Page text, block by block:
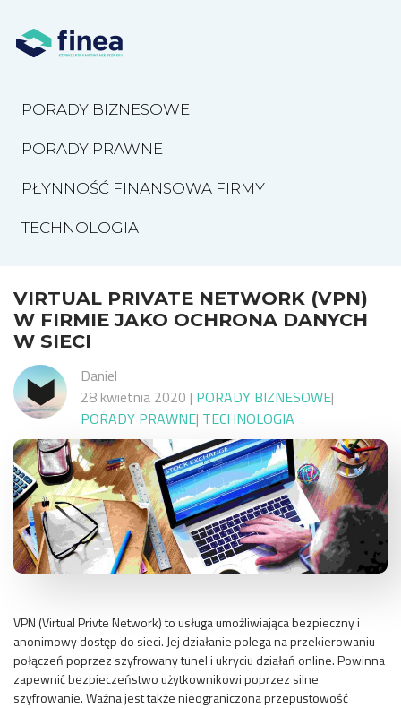
PORADY BIZNESOWE
PORADY PRAWNE
PŁYNNOŚĆ FINANSOWA FIRMY
TECHNOLOGIA
VIRTUAL PRIVATE NETWORK (VPN)
W FIRMIE JAKO OCHRONA DANYCH
W SIECI
Daniel
28 kwietnia 2020 | PORADY BIZNESOWE|
PORADY PRAWNE| TECHNOLOGIA
VPN (Virtual Privte Network) to usługa umożliwiająca bezpieczny i
anonimowy dostęp do sieci. Jej działanie polega na przekierowaniu
połączeń poprzez szyfrowany tunel i ukryciu działań online. Powinna
zapewnić bezpieczeństwo użytkownikowi poprzez silne
szyfrowanie. Ważna jest także nieograniczona przepustowość